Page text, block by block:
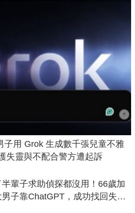
子用 Grok 生成數千張兒童不雅
失靈與不配合警方遭起訴
輩子求助偵探都沒用！66歲加
子靠ChatGPT，成功找回失散